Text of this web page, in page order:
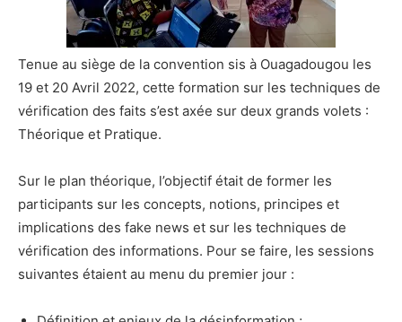
Tenue au siège de la convention sis à Ouagadougou les
19 et 20 Avril 2022, cette formation sur les techniques de
vérification des faits s’est axée sur deux grands volets :
Théorique et Pratique.
Sur le plan théorique, l’objectif était de former les
participants sur les concepts, notions, principes et
implications des fake news et sur les techniques de
vérification des informations. Pour se faire, les sessions
suivantes étaient au menu du premier jour :